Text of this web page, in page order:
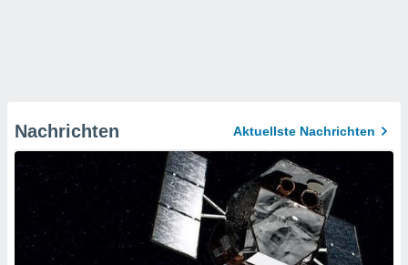
Nachrichten Aktuellste Nachrichten